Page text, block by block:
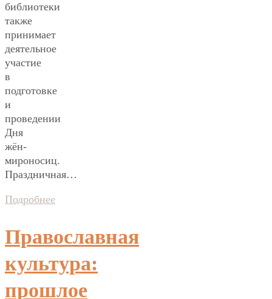
библиотеки
также
принимает
деятельное
участие
в
подготовке
и
проведении
Дня
жён-
мироносиц.
Праздничная…
Подробнее
Православная
культура:
прошлое